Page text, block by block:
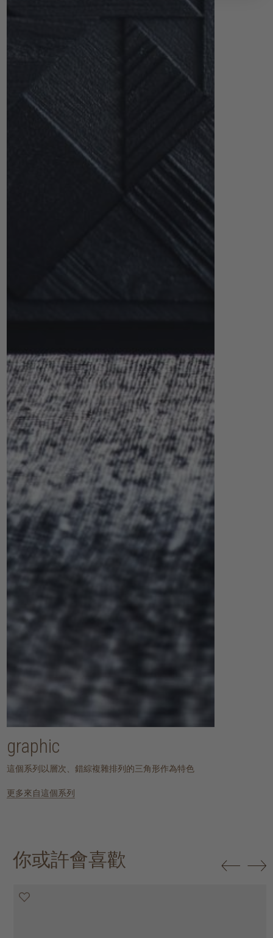
graphic
這個系列以層次、錯綜複雜排列的三角形作為特色
更多來自這個系列
你或許會喜歡